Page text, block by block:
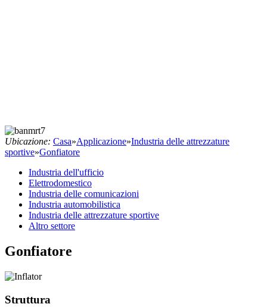
Ubicazione: Casa»Applicazione»Industria delle attrezzature
sportive»Gonfiatore
Industria dell'ufficio
Elettrodomestico
Industria delle comunicazioni
Industria automobilistica
Industria delle attrezzature sportive
Altro settore
Gonfiatore
Struttura